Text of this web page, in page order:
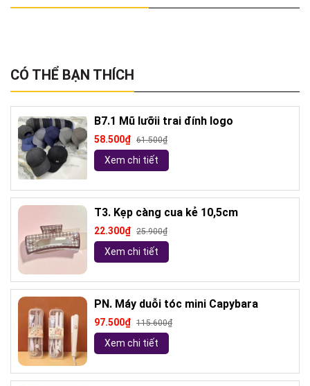
CÓ THỂ BẠN THÍCH
B7.1 Mũ lưỡii trai đính logo
58.500₫ 61.500₫
Xem chi tiết
T3. Kẹp càng cua kẻ 10,5cm
22.300₫ 25.900₫
Xem chi tiết
PN. Máy duỗi tóc mini Capybara
97.500₫ 115.600₫
Xem chi tiết